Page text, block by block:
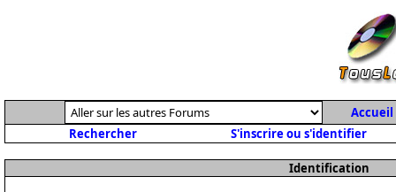
Accueil
Rechercher
S'inscrire ou s'identifier
Identification